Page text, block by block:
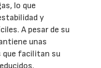
lo que
y
A pesar de su
unas
que facilitan su